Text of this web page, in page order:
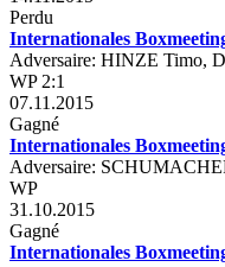
Perdu
Internationales
Adversaire: HINZE Timo,
WP 2:1
07.11.2015
Gagné
Internationales
Adversaire:
WP
31.10.2015
Gagné
Internationales